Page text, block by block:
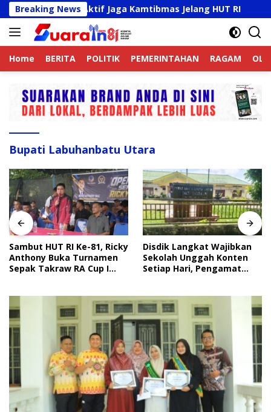
Langsung
ke
konten
Breaking News
Online Aktif Jaga Kamtibmas Jelang HUT RI
Home BERITA POLITIK PEMERINTAHAN RAGAM
Bupati Labuhanbatu Utara
Sambut HUT RI Ke-81, Ricky
Anthony Buka Turnamen
Sepak Takraw RA Cup I
Disdik Langkat Wajibkan
Sekolah Unggah Konten
Setiap Hari, Pengamat